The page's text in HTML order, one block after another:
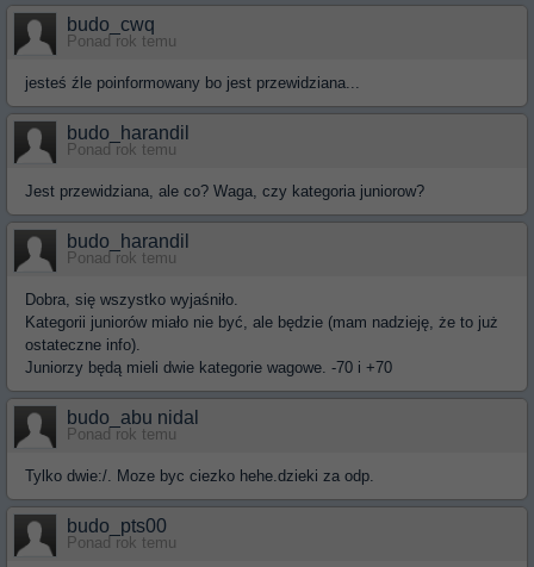
budo_cwq
Ponad rok temu
jesteś źle poinformowany bo jest przewidziana...
budo_harandil
Ponad rok temu
Jest przewidziana, ale co? Waga, czy kategoria juniorow?
budo_harandil
Ponad rok temu
Dobra, się wszystko wyjaśniło.
Kategorii juniorów miało nie być, ale będzie (mam nadzieję, że to już
ostateczne info).
Juniorzy będą mieli dwie kategorie wagowe. -70 i +70
budo_abu nidal
Ponad rok temu
Tylko dwie:/. Moze byc ciezko hehe.dzieki za odp.
budo_pts00
Ponad rok temu